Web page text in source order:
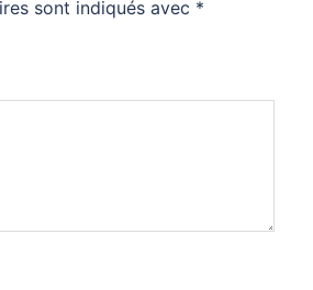
sont indiqués avec *